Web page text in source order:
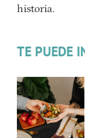
historia.
TE PUEDE